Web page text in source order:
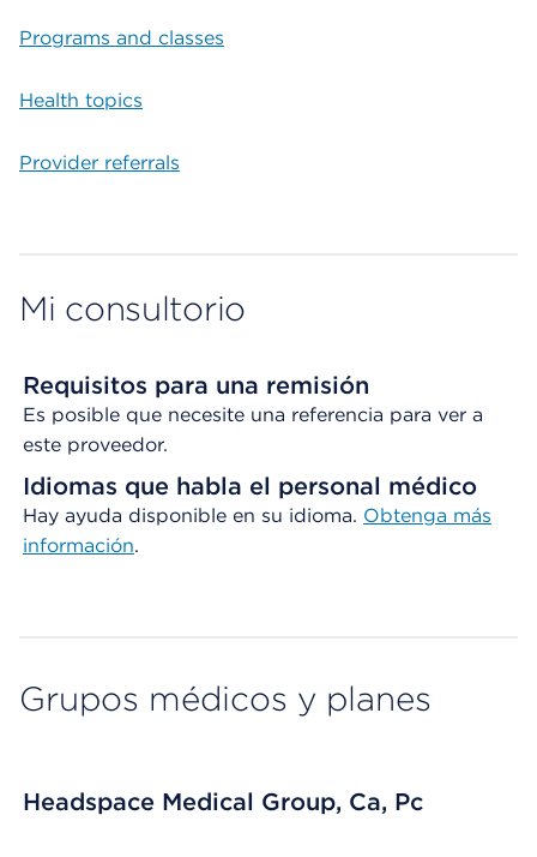
Programs and classes
Health topics
Provider referrals
Mi consultorio
Requisitos para una remisión
Es posible que necesite una referencia para ver a
este proveedor.
Idiomas que habla el personal médico
Hay ayuda disponible en su idioma. Obtenga más
información.
Grupos médicos y planes
Headspace Medical Group, Ca, Pc